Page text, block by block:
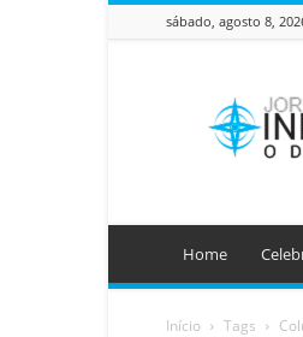
sábado, agosto 8,
Home
Início Tags